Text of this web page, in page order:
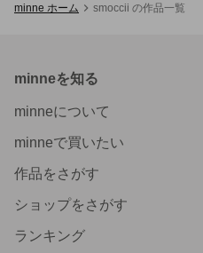
minne ホーム smoccii の作品一覧
minneを知る
minneについて
minneで買いたい
作品をさがす
ショップをさがす
ランキング